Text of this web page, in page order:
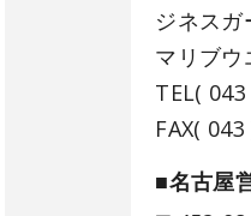
ジネスガ
マリブウ
TEL(
FAX(
■名古屋